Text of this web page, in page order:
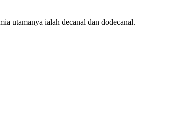
utamanya ialah decanal dan dodecanal.